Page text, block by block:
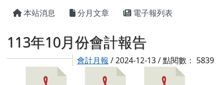
本站消息 分月文章 電子報列表
113年10月份會計報告
會計月報 / 2024-12-13 / 點閱數： 5839